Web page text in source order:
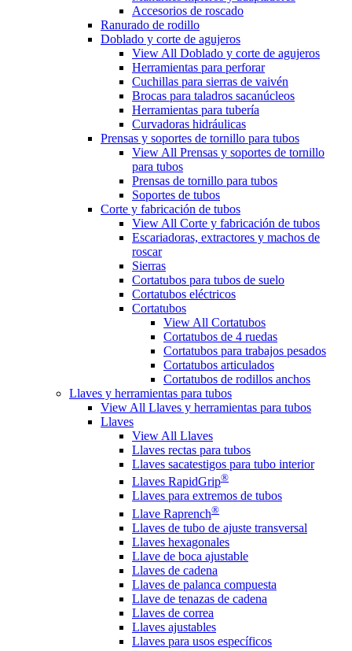
Accesorios de roscado
Ranurado de rodillo
Doblado y corte de agujeros
View All Doblado y corte de agujeros
Herramientas para perforar
Cuchillas para sierras de vaivén
Brocas para taladros sacanúcleos
Herramientas para tubería
Curvadoras hidráulicas
Prensas y soportes de tornillo para tubos
View All Prensas y soportes de tornillo
para tubos
Prensas de tornillo para tubos
Soportes de tubos
Corte y fabricación de tubos
View All Corte y fabricación de tubos
Escariadoras, extractores y machos de
roscar
Sierras
Cortatubos para tubos de suelo
Cortatubos eléctricos
Cortatubos
View All Cortatubos
Cortatubos de 4 ruedas
Cortatubos para trabajos pesados
Cortatubos articulados
Cortatubos de rodillos anchos
Llaves y herramientas para tubos
View All Llaves y herramientas para tubos
Llaves
View All Llaves
Llaves rectas para tubos
Llaves sacatestigos para tubo interior
Llaves RapidGrip®
Llaves para extremos de tubos
Llave Raprench®
Llaves de tubo de ajuste transversal
Llaves hexagonales
Llave de boca ajustable
Llaves de cadena
Llaves de palanca compuesta
Llave de tenazas de cadena
Llaves de correa
Llaves ajustables
Llaves para usos específicos